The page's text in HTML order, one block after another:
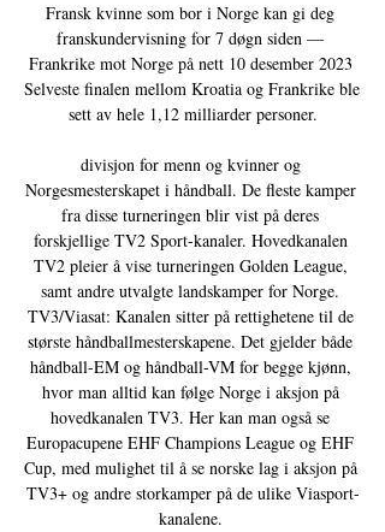
Fransk kvinne som bor i Norge kan gi deg
franskundervisning for 7 døgn siden —
Frankrike mot Norge på nett 10 desember 2023
Selveste finalen mellom Kroatia og Frankrike ble
sett av hele 1,12 milliarder personer.
divisjon for menn og kvinner og
Norgesmesterskapet i håndball. De fleste kamper
fra disse turneringen blir vist på deres
forskjellige TV2 Sport-kanaler. Hovedkanalen
TV2 pleier å vise turneringen Golden League,
samt andre utvalgte landskamper for Norge.
TV3/Viasat: Kanalen sitter på rettighetene til de
største håndballmesterskapene. Det gjelder både
håndball-EM og håndball-VM for begge kjønn,
hvor man alltid kan følge Norge i aksjon på
hovedkanalen TV3. Her kan man også se
Europacupene EHF Champions League og EHF
Cup, med mulighet til å se norske lag i aksjon på
TV3+ og andre storkamper på de ulike Viasport-
kanalene.